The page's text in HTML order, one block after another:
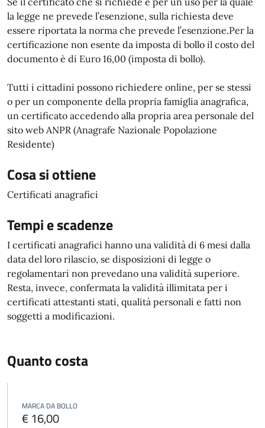
la legge ne prevede l’esenzione, sulla richiesta deve
essere riportata la norma che prevede l’esenzione.Per la
certificazione non esente da imposta di bollo il costo del
documento è di Euro 16,00 (imposta di bollo).
Tutti i cittadini possono richiedere online, per se stessi
o per un componente della propria famiglia anagrafica,
un certificato accedendo alla propria area personale del
sito web ANPR (Anagrafe Nazionale Popolazione
Residente)
Cosa si ottiene
Certificati anagrafici
Tempi e scadenze
I certificati anagrafici hanno una validità di 6 mesi dalla
data del loro rilascio, se disposizioni di legge o
regolamentari non prevedano una validità superiore.
Resta, invece, confermata la validità illimitata per i
certificati attestanti stati, qualità personali e fatti non
soggetti a modificazioni.
Quanto costa
MARCA DA BOLLO
€ 16,00